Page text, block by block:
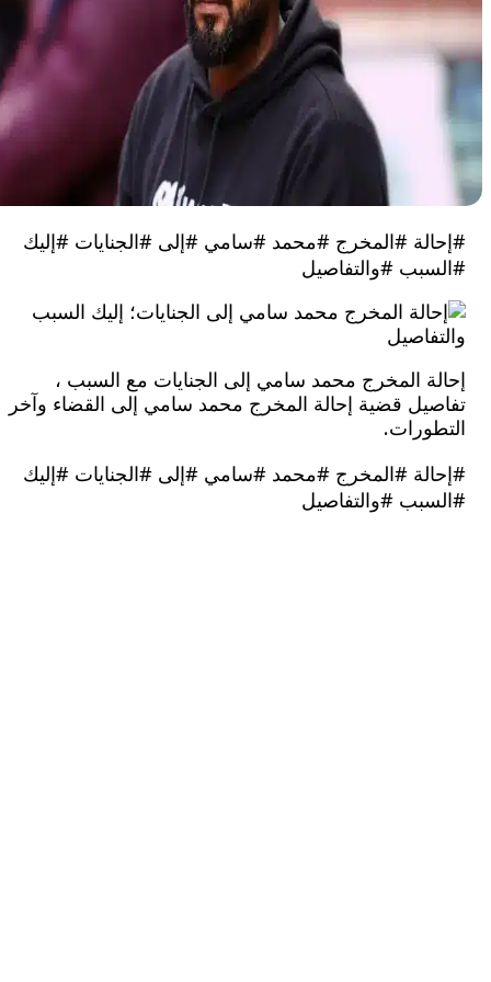
#المخرج #محمد #سامي #إلى #الجنايات #إليك
#والتفاصيل
المخرج محمد سامي إلى الجنايات مع السبب ،
قضية إحالة المخرج محمد سامي إلى القضاء وآخر
#المخرج #محمد #سامي #إلى #الجنايات #إليك
#والتفاصيل